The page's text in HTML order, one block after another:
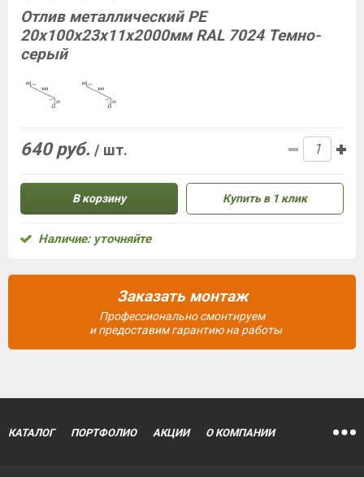
Отлив металлический PE
20х100х23х11х2000мм RAL 7024 Темно-
серый
640 руб. / шт.
В корзину Купить в 1 клик
Наличие: уточняйте
Заказать монтаж
Профессионально смонтируем
и предоставим гарантию на работы
КАТАЛОГ ПОРТФОЛИО АКЦИИ О КОМПАНИИ